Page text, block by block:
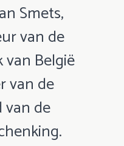
Smets,
van de
België
van de
van de